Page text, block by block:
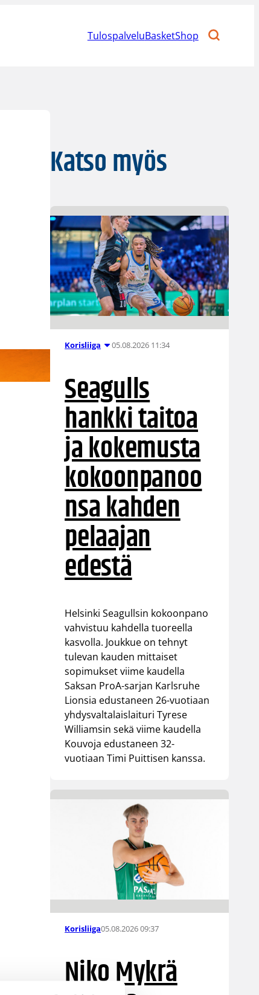
TulospalveluBasketShop
Katso myös
Korisliiga 05.08.2026 11:34
Seagulls
hankki taitoa
ja kokemusta
kokoonpanoo
nsa kahden
pelaajan
edestä
Helsinki Seagullsin kokoonpano
vahvistuu kahdella tuoreella
kasvolla. Joukkue on tehnyt
tulevan kauden mittaiset
sopimukset viime kaudella
Saksan ProA-sarjan Karlsruhe
Lionsia edustaneen 26-vuotiaan
yhdysvaltalaislaituri Tyrese
Williamsin sekä viime kaudella
Kouvoja edustaneen 32-
vuotiaan Timi Puittisen kanssa.
Korisliiga05.08.2026 09:37
Niko Mykrä